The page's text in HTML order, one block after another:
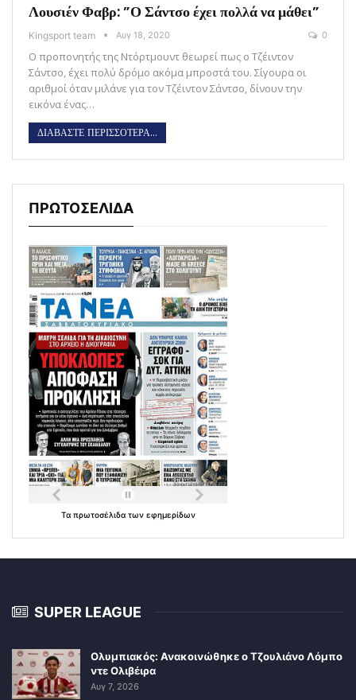
Λουσιέν Φαβρ: ”Ο Σάντσο έχει πολλά να μάθει”
Kingsport team Αυγ 18, 2020 0
Ο προπονητής της Ντόρτμουντ θεωρεί πως ο Τζέιντον
Σάντσο, έχει πολύ δρόμο ακόμα μπροστά του. Σίγουρα οι
αριθμοί όταν μιλάνε για τον Τζέιντον Σάντσο, δίνουν την
εικόνα ένας…
ΔΙΑΒΑΣΤΕ ΠΕΡΙΣΣΟΤΕΡΑ...
ΠΡΩΤΟΣΕΛΙΔΑ
Τα πρωτοσέλιδα των εφημερίδων
SUPER LEAGUE
Ολυμπιακός: Ανακοινώθηκε ο Τζουλιάνο Λόμπο
ντε Ολιβέιρα
Αυγ 7, 2026